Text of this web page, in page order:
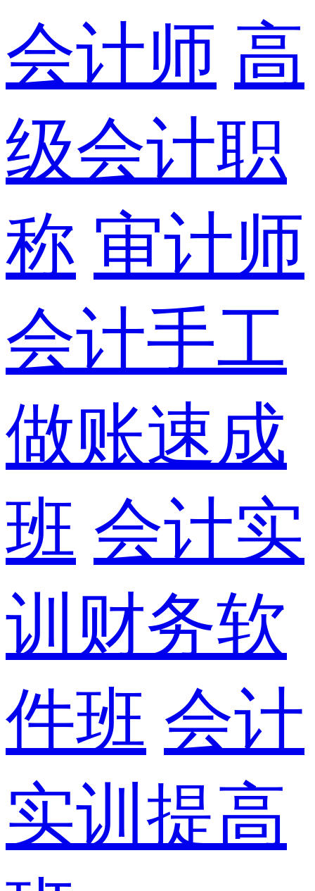
会计师 高
级会计职
称 审计师
会计手工
做账速成
班 会计实
训财务软
件班 会计
实训提高